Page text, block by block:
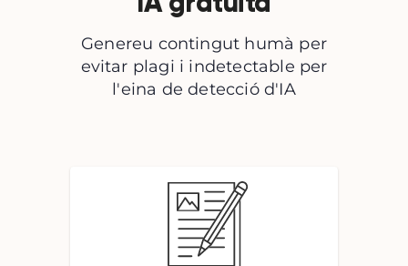
Genereu contingut humà per
evitar plagi i indetectable per
l'eina de detecció d'IA